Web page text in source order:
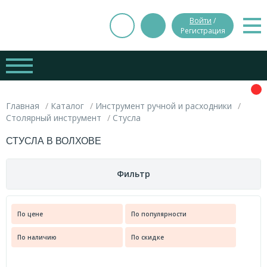
Войти /
Регистрация
Главная Каталог
Инструмент ручной и расходники
Столярный инструмент
Стусла
СТУСЛА В ВОЛХОВЕ
Фильтр
Цена
Вес
По цене По популярности
По наличию По скидке